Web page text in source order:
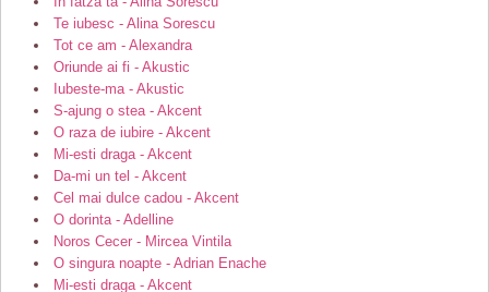
Te iubesc - Alina Sorescu
Tot ce am - Alexandra
Oriunde ai fi - Akustic
Iubeste-ma - Akustic
S-ajung o stea - Akcent
O raza de iubire - Akcent
Mi-esti draga - Akcent
Da-mi un tel - Akcent
Cel mai dulce cadou - Akcent
O dorinta - Adelline
Noros Cecer - Mircea Vintila
O singura noapte - Adrian Enache
Mi-esti draga - Akcent